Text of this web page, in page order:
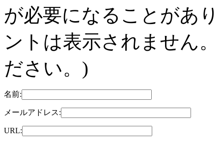
が必要になることがあ
ントは表示されません
ださい。)
名前:
メールアドレス:
URL: